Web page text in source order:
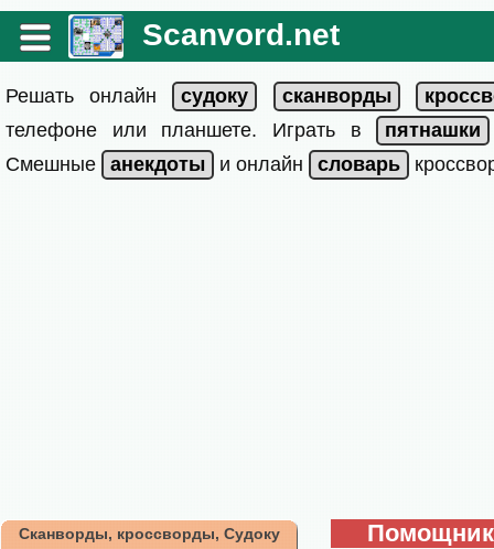
Scanvord.net
Решать онлайн
телефоне или планшете. Играть в
Смешные
и онлайн
Сканворды, кроссворды, Судоку Помощник